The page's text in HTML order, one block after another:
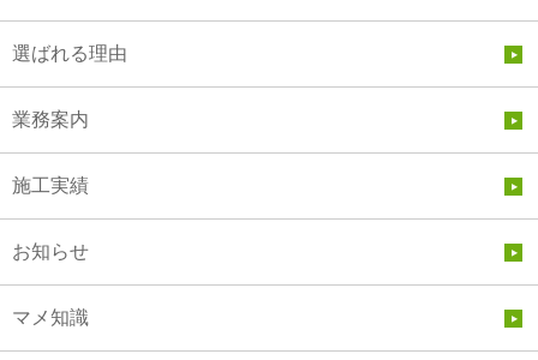
選ばれる理由
業務案内
施工実績
お知らせ
マメ知識